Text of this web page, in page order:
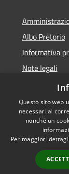
Albo Pretorio
Informativa
Note legali
Accessibilità
Questo sito web
necessari al
nonché un
Per maggiori